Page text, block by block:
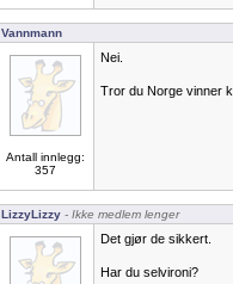
Vannmann
Antall innlegg:
357
Nei.
Tror du Norge vinner
LizzyLizzy - Ikke medlem lenger
Det gjør de sikkert.
Har du selvironi?